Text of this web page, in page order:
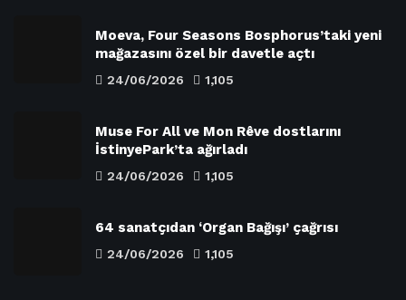
Moeva, Four Seasons Bosphorus’taki yeni
mağazasını özel bir davetle açtı
24/06/2026 1,105
Muse For All ve Mon Rêve dostlarını
İstinyePark’ta ağırladı
24/06/2026 1,105
64 sanatçıdan ‘Organ Bağışı’ çağrısı
24/06/2026 1,105